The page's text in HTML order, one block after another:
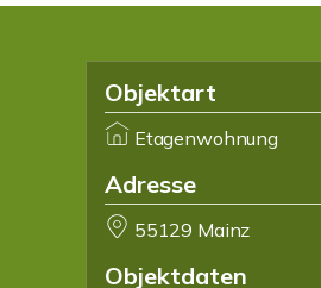
Objektart
Etagenwohnung
Adresse
55129 Mainz
Objektdaten